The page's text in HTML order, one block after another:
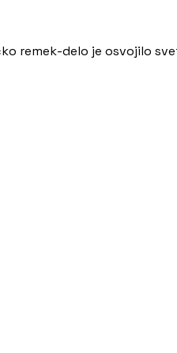
remek-delo je osvojilo